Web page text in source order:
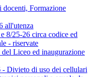
Formazione
all'utenza
8/25-26 circa codice ed
- riservate
Liceo ed inaugurazione
- Divieto di uso dei cellulari